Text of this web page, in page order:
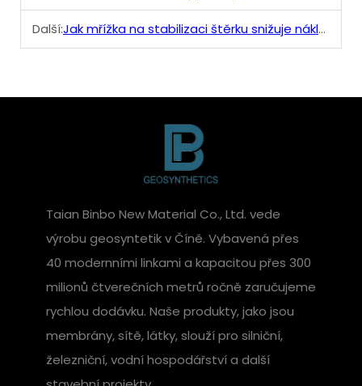
Další:Jak mřížka na stabilizaci štěrku snižuje náklady na údržbu
Taian Binbo New Material Co., Ltd. vede
výrobu geosyntetik v Číně. Vybavená přes
40 modernními linkami a kapacitou přes 300
milionů čtverečních metrů ročně zaručujeme
rychlou dodávku. Naše produkty, jako jsou
membrány, sítě, látky, slouží pro silniční,
železniční, vodní hospodářství a další